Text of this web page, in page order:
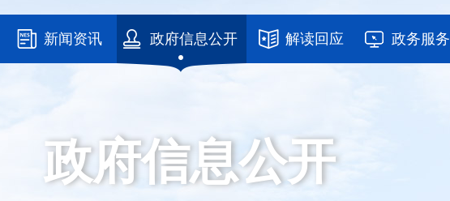
新闻资讯 政府信息公开 解读回应 政务服务
政府信息公开